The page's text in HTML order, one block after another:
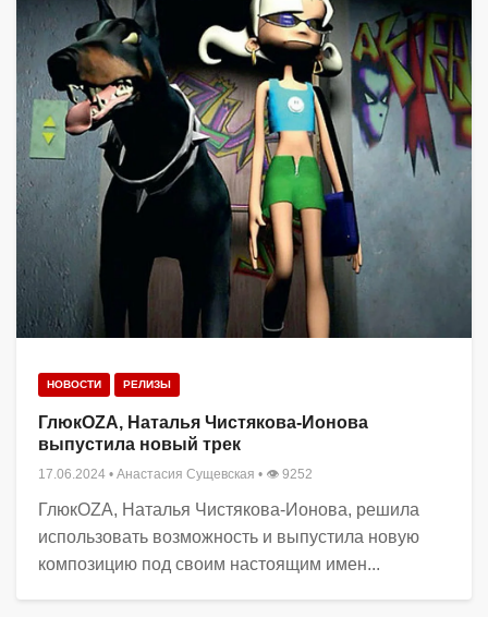
НОВОСТИ РЕЛИЗЫ
ГлюкOZA, Наталья Чистякова-Ионова
выпустила новый трек
17.06.2024 • Анастасия Сущевская • 👁 9252
ГлюкOZA, Наталья Чистякова-Ионова, решила
использовать возможность и выпустила новую
композицию под своим настоящим имен...